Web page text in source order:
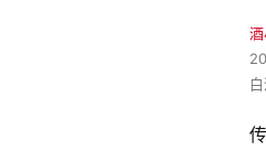
传